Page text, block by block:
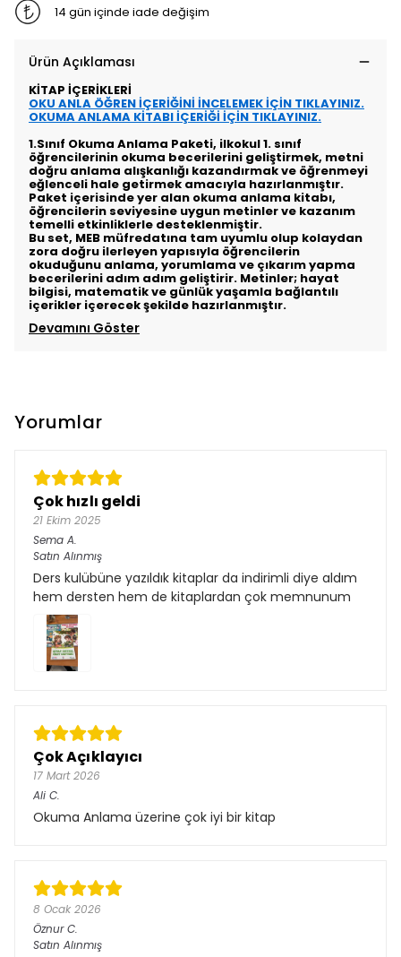
14 gün içinde iade değişim
Ürün Açıklaması
KİTAP İÇERİKLERİ
OKU ANLA ÖĞREN İÇERİĞİNİ İNCELEMEK İÇİN TIKLAYINIZ.
OKUMA ANLAMA KİTABI İÇERİĞİ İÇİN TIKLAYINIZ.
1.Sınıf Okuma Anlama Paketi, ilkokul 1. sınıf
öğrencilerinin okuma becerilerini geliştirmek, metni
doğru anlama alışkanlığı kazandırmak ve öğrenmeyi
eğlenceli hale getirmek amacıyla hazırlanmıştır.
Paket içerisinde yer alan okuma anlama kitabı,
öğrencilerin seviyesine uygun metinler ve kazanım
temelli etkinliklerle desteklenmiştir.
Bu set, MEB müfredatına tam uyumlu olup kolaydan
zora doğru ilerleyen yapısıyla öğrencilerin
okuduğunu anlama, yorumlama ve çıkarım yapma
becerilerini adım adım geliştirir. Metinler; hayat
bilgisi, matematik ve günlük yaşamla bağlantılı
içerikler içerecek şekilde hazırlanmıştır.
Devamını Göster
Yorumlar
Çok hızlı geldi
21 Ekim 2025
Sema A.
Satın Alınmış
Ders kulübüne yazıldık kitaplar da indirimli diye aldım
hem dersten hem de kitaplardan çok memnunum
Çok Açıklayıcı
17 Mart 2026
Ali C.
Okuma Anlama üzerine çok iyi bir kitap
8 Ocak 2026
Öznur C.
Satın Alınmış